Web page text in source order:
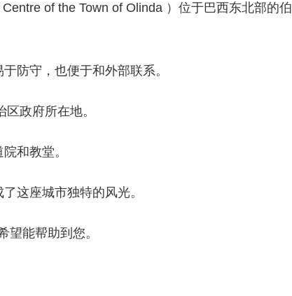
of the Town of Olinda ）位于巴西东北部的伯
防守，也便于和外部联系。
政府所在地。
和教堂。
这座城市独特的风光。
望能帮助到您。